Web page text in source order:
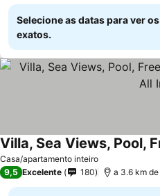
Selecione as datas para ver
exatos.
Casa/apartamento inteiro
9,5 Excelente 180 a 3.6 km